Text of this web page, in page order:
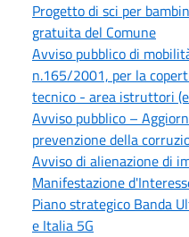
Progetto di sci per
gratuita del Comune
Avviso pubblico di
n.165/2001, per la
tecnico - area istruttori
Avviso pubblico –
prevenzione della
Avviso di alienazione di
Manifestazione
Piano strategico Banda
e Italia 5G